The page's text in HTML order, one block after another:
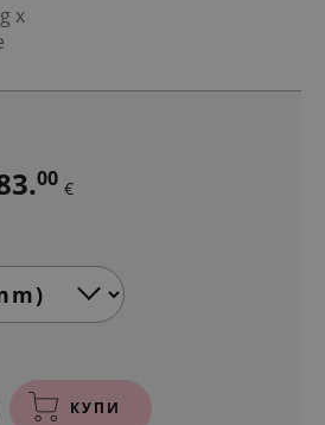
x
00 €
КУПИ